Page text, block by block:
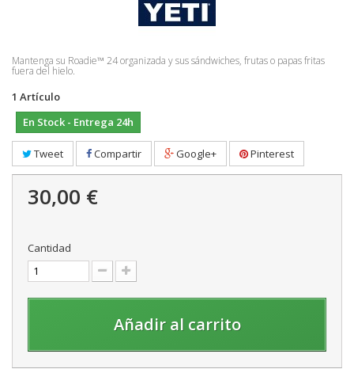
Mantenga su Roadie™ 24 organizada y sus sándwiches, frutas o papas fritas
fuera del hielo.
1 Artículo
En Stock - Entrega 24h
Tweet Compartir Google+ Pinterest
30,00 €
Cantidad
Añadir al carrito